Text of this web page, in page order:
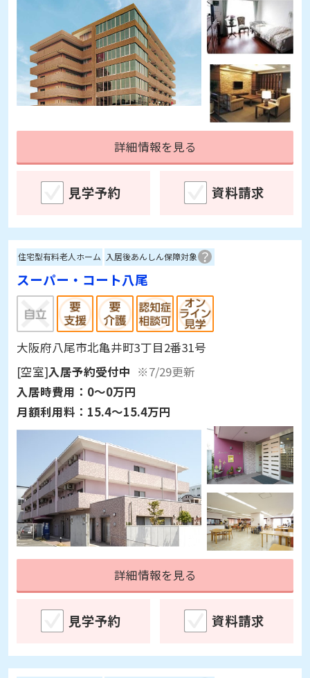
詳細情報を見る
見学予約 資料請求
住宅型有料老人ホーム 入居後あんしん保障対象
スーパー・コート八尾
大阪府八尾市北亀井町3丁目2番31号
[空室]入居予約受付中 ※7/29更新
入居時費用： 0～0万円
月額利用料： 15.4～15.4万円
詳細情報を見る
見学予約 資料請求